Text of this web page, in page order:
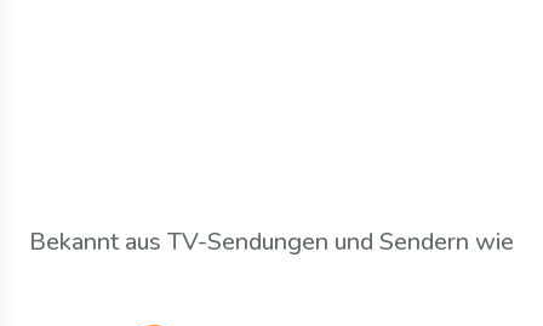
Bekannt aus TV-Sendungen und Sendern wie